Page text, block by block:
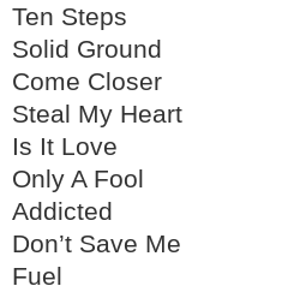
Ten Steps
Solid Ground
Come Closer
Steal My Heart
Is It Love
Only A Fool
Addicted
Don’t Save Me
Fuel